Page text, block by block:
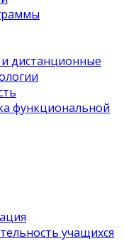
дистанционные
функциональной
учащихся